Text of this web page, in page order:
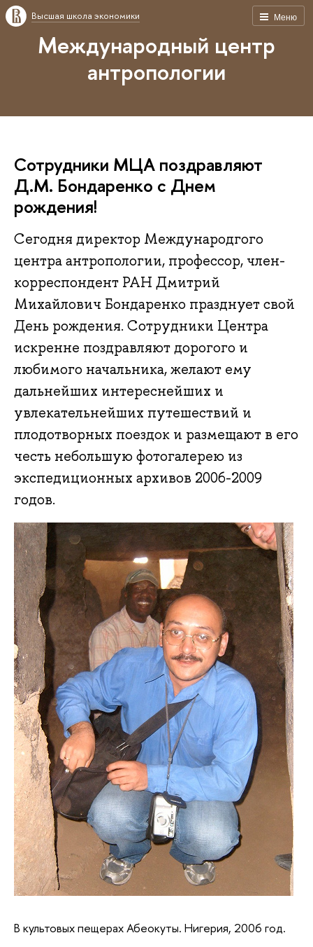
Меню
Высшая школа экономики
Международный центр
антропологии
Сотрудники МЦА поздравляют
Д.М. Бондаренко с Днем
рождения!
Сегодня директор Международгого
центра антропологии, профессор, член-
корреспондент РАН Дмитрий
Михайлович Бондаренко празднует свой
День рождения. Сотрудники Центра
искренне поздравляют дорогого и
любимого начальника, желают ему
дальнейших интереснейших и
увлекательнейших путешествий и
плодотворных поездок и размещают в его
честь небольшую фотогалерею из
экспедиционных архивов 2006-2009
годов.
В культовых пещерах Абеокуты. Нигерия, 2006 год.